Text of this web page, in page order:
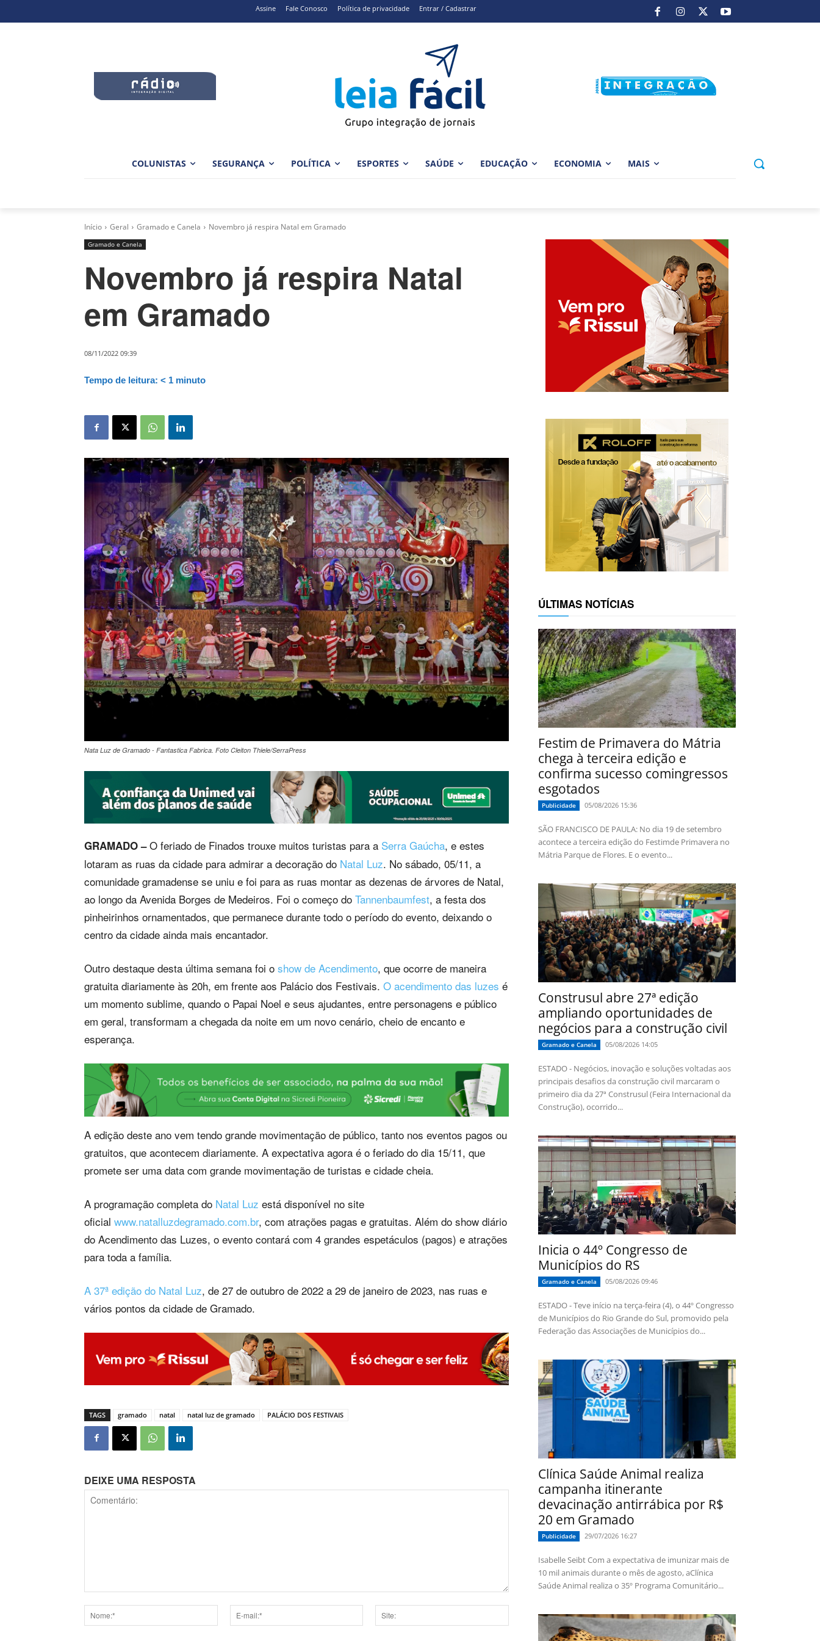
Assine Fale Conosco Política de privacidade Entrar / Cadastrar
COLUNISTAS SEGURANÇA POLÍTICA ESPORTES SAÚDE EDUCAÇÃO ECONOMIA MAIS
Início Geral Gramado e Canela Novembro já respira Natal em Gramado
Gramado e Canela
Novembro já respira Natal
em Gramado
08/11/2022 09:39
Tempo de leitura: < 1 minuto
Nata Luz de Gramado - Fantastica Fabrica. Foto Cleiton Thiele/SerraPress
GRAMADO –O feriado de Finados trouxe muitos turistas para a Serra Gaúcha, e estes
lotaram as ruas da cidade para admirar a decoração do Natal Luz. No sábado, 05/11, a
comunidade gramadense se uniu e foi para as ruas montar as dezenas de árvores de Natal,
ao longo da Avenida Borges de Medeiros. Foi o começo do Tannenbaumfest, a festa dos
pinheirinhos ornamentados, que permanece durante todo o período do evento, deixando o
centro da cidade ainda mais encantador.
Outro destaque desta última semana foi o show de Acendimento, que ocorre de maneira
gratuita diariamente às 20h, em frente aos Palácio dos Festivais. O acendimento das luzes é
um momento sublime, quando o Papai Noel e seus ajudantes, entre personagens e público
em geral, transformam a chegada da noite em um novo cenário, cheio de encanto e
esperança.
A edição deste ano vem tendo grande movimentação de público, tanto nos eventos pagos ou
gratuitos, que acontecem diariamente. A expectativa agora é o feriado do dia 15/11, que
promete ser uma data com grande movimentação de turistas e cidade cheia.
A programação completa do Natal Luz está disponível no site
oficial www.natalluzdegramado.com.br, com atrações pagas e gratuitas. Além do show diário
do Acendimento das Luzes, o evento contará com 4 grandes espetáculos (pagos) e atrações
para toda a família.
A 37ª edição do Natal Luz, de 27 de outubro de 2022 a 29 de janeiro de 2023, nas ruas e
vários pontos da cidade de Gramado.
TAGS gramado natal natal luz de gramado PALÁCIO DOS FESTIVAIS
DEIXE UMA RESPOSTA
ÚLTIMAS NOTÍCIAS
Festim de Primavera do Mátria
chega à terceira edição e
confirma sucesso comingressos
esgotados
Publicidade 05/08/2026 15:36
SÃO FRANCISCO DE PAULA: No dia 19 de setembro
acontece a terceira edição do Festimde Primavera no
Mátria Parque de Flores. E o evento...
Construsul abre 27ª edição
ampliando oportunidades de
negócios para a construção civil
Gramado e Canela 05/08/2026 14:05
ESTADO - Negócios, inovação e soluções voltadas aos
principais desafios da construção civil marcaram o
primeiro dia da 27ª Construsul (Feira Internacional da
Construção), ocorrido...
Inicia o 44º Congresso de
Municípios do RS
Gramado e Canela 05/08/2026 09:46
ESTADO - Teve início na terça-feira (4), o 44º Congresso
de Municípios do Rio Grande do Sul, promovido pela
Federação das Associações de Municípios do...
Clínica Saúde Animal realiza
campanha itinerante
devacinação antirrábica por R$
20 em Gramado
Publicidade 29/07/2026 16:27
Isabelle Seibt Com a expectativa de imunizar mais de
10 mil animais durante o mês de agosto, aClínica
Saúde Animal realiza o 35º Programa Comunitário...